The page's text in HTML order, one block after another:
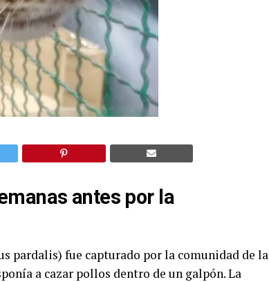
antes por la
pardalis) fue capturado por la comunidad de la
a cazar pollos dentro de un galpón. La